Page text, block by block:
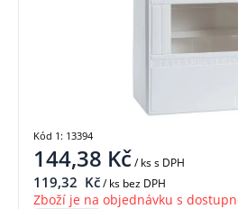
144,38 Kč/ kss DPH
119,32 Kč/ ks bez DPH
Zboží je na objednávku s
Kód 1: 13394